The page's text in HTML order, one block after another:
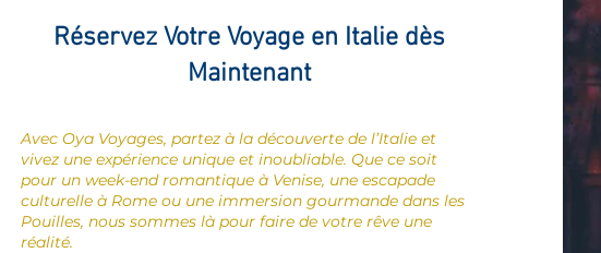
Réservez Votre Voyage en Italie dès
Maintenant
Avec Oya Voyages, partez à la découverte de l’Italie et
vivez une expérience unique et inoubliable. Que ce soit
pour un week-end romantique à Venise, une escapade
culturelle à Rome ou une immersion gourmande dans les
Pouilles, nous sommes là pour faire de votre rêve une
réalité.